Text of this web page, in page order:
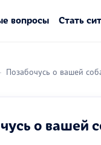
вопросы Стать
Позабочусь о вашей
о вашей